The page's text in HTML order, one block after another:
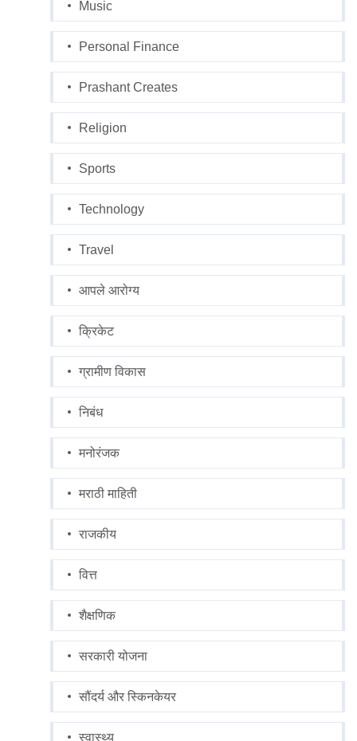
Music
Personal Finance
Prashant Creates
Religion
Sports
Technology
Travel
आपले आरोग्य
क्रिकेट
ग्रामीण विकास
निबंध
मनोरंजक
मराठी माहिती
राजकीय
वित्त
शैक्षणिक
सरकारी योजना
सौंदर्य और स्किनकेयर
स्वास्थ्य